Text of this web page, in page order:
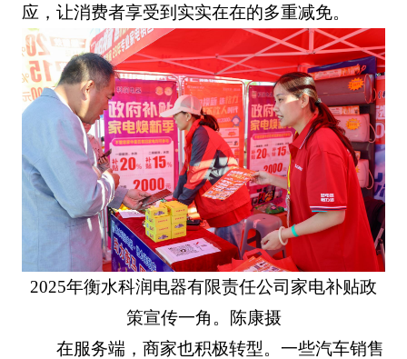
应，让消费者享受到实实在在的多重减免。
2025年衡水科润电器有限责任公司家电补贴政
策宣传一角。陈康摄
在服务端，商家也积极转型。一些汽车销售